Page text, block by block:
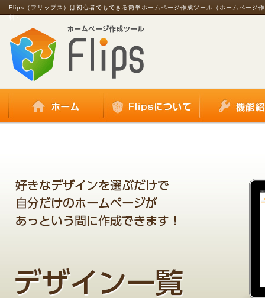
Flips（フリップス）は初心者でもできる簡単ホームページ作成ツール（ホームページ